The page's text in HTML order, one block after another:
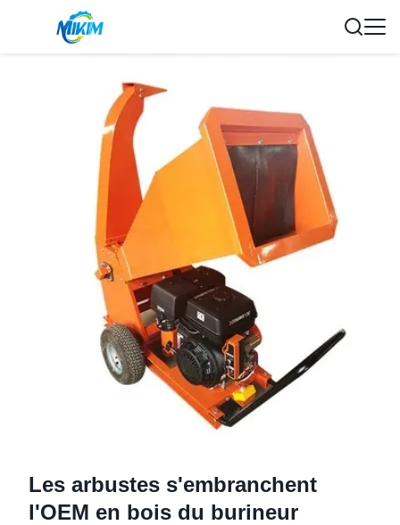
Les arbustes s'embranchent
l'OEM en bois du burineur